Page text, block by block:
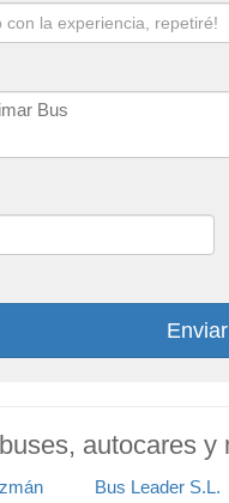
autocares
Bus Leader S.L.